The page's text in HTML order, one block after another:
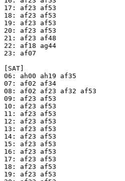
17: af23 af53
18: af23 af53
19: af23 af53
20: af23 af53
21: af23 af48
22: af18 ag44
23: af07
[SAT]
06: ah00 ah19 af35
07: af02 af34
08: af02 af23 af32 af53
09: af23 af53
10: af23 af53
11: af23 af53
12: af23 af53
13: af23 af53
14: af23 af53
15: af23 af53
16: af23 af53
17: af23 af53
18: af23 af53
19: af23 af53